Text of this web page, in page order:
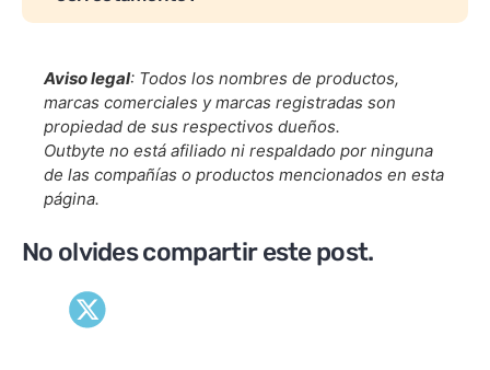
Aviso legal: Todos los nombres de productos,
marcas comerciales y marcas registradas son
propiedad de sus respectivos dueños.
Outbyte no está afiliado ni respaldado por ninguna
de las compañías o productos mencionados en esta
página.
No olvides compartir este post.